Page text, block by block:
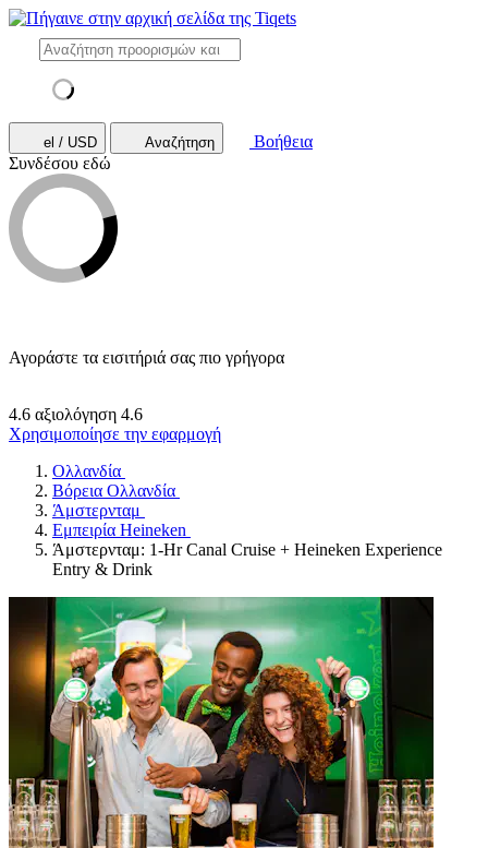
el / USD Αναζήτηση
Βοήθεια
Συνδέσου εδώ
Αγοράστε τα εισιτήριά σας πιο γρήγορα
4.6 αξιολόγηση 4.6
Χρησιμοποίησε την εφαρμογή
Ολλανδία
Βόρεια Ολλανδία
Άμστερνταμ
Εμπειρία Heineken
Άμστερνταμ: 1-Hr Canal Cruise + Heineken Experience
Entry & Drink